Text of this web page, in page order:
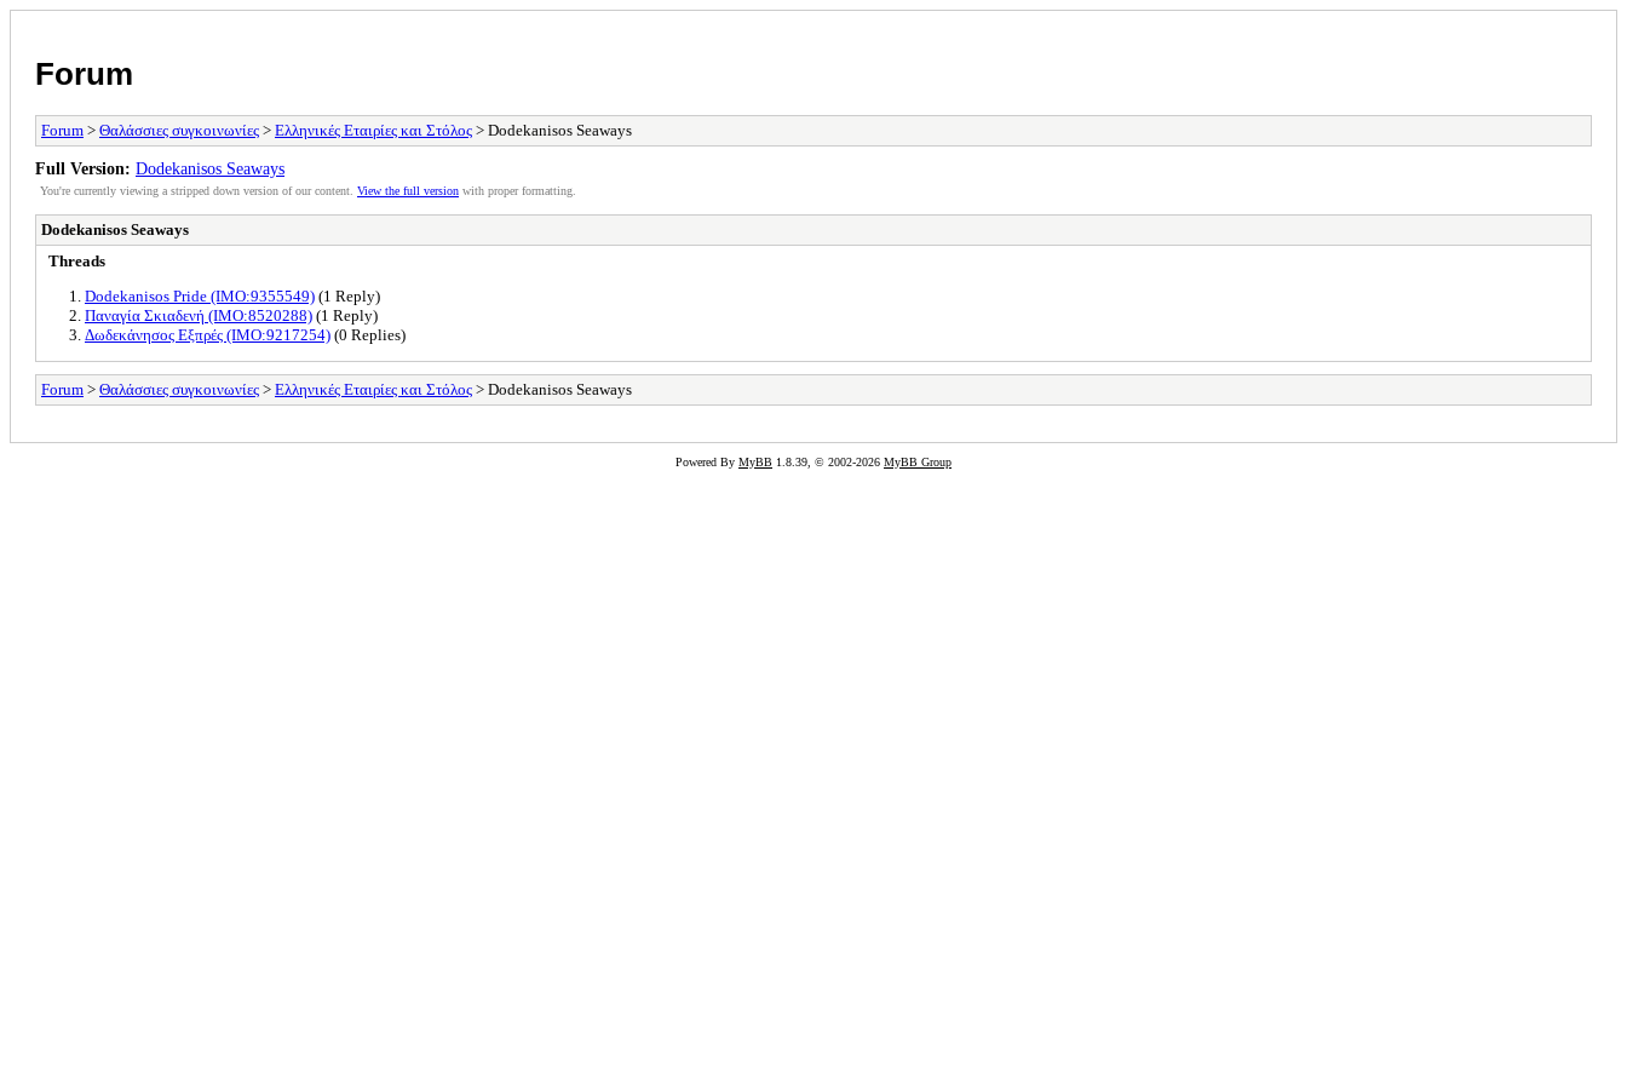
Forum
Forum > Θαλάσσιες συγκοινωνίες > Ελληνικές Εταιρίες και Στόλος > Dodekanisos Seaways
Full Version: Dodekanisos Seaways
You're currently viewing a stripped down version of our content. View the full version with proper formatting.
Dodekanisos Seaways
Threads
Dodekanisos Pride (IMO:9355549) (1 Reply)
Παναγία Σκιαδενή (IMO:8520288) (1 Reply)
Δωδεκάνησος Εξπρές (IMO:9217254) (0 Replies)
Forum > Θαλάσσιες συγκοινωνίες > Ελληνικές Εταιρίες και Στόλος > Dodekanisos Seaways
Powered By MyBB 1.8.39, © 2002-2026 MyBB Group